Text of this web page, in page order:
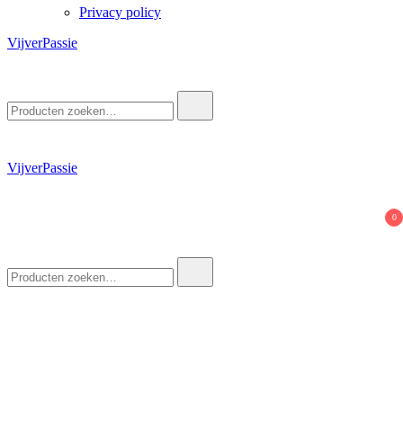
Privacy policy
VijverPassie
naar:
VijverPassie
0
naar: